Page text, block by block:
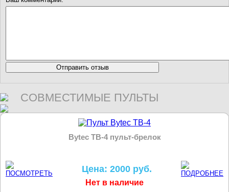
СОВМЕСТИМЫЕ ПУЛЬТЫ
Bytec TB-4 пульт-брелок
Цена: 2000 руб.
Нет в наличие